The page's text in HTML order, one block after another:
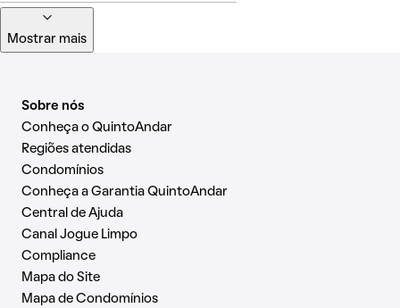
Mostrar mais
Sobre nós
Conheça o QuintoAndar
Regiões atendidas
Condomínios
Conheça a Garantia QuintoAndar
Central de Ajuda
Canal Jogue Limpo
Compliance
Mapa do Site
Mapa de Condomínios